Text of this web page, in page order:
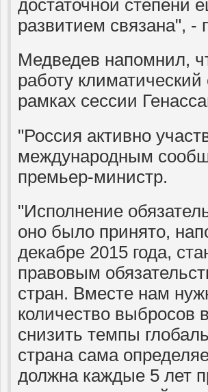
достаточной степени
развитием связана", -
Медведев напомнил,
работу
рамках сессии
"Россия активно
международным
премьер-министр.
"Исполнение
оно было принято,
декабре 2015 года,
правовым
стран. Вместе нам
количество выбросов
снизить темпы
страна сама
должна каждые 5 лет